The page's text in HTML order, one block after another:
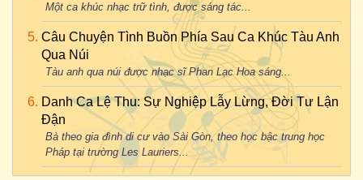
Một ca khúc nhạc trữ tình, được sáng tác...
Câu Chuyện Tình Buồn Phía Sau Ca Khúc Tàu Anh
Qua Núi
Tàu anh qua núi được nhạc sĩ Phan Lạc Hoa sáng...
Danh Ca Lệ Thu: Sự Nghiệp Lẫy Lừng, Đời Tư Lận
Đận
Bà theo gia đình di cư vào Sài Gòn, theo học bậc trung học
Pháp tại trường Les Lauriers...